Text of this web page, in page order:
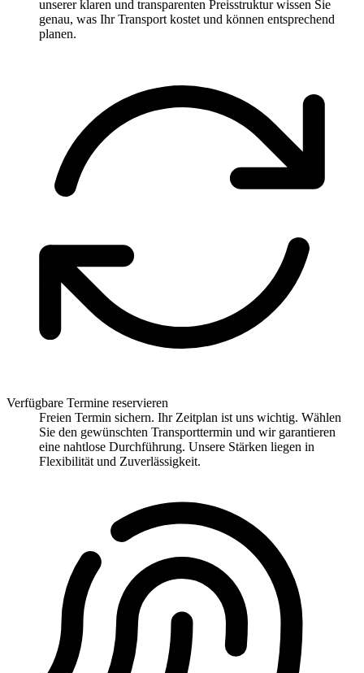
unserer klaren und transparenten Preisstruktur wissen Sie
genau, was Ihr Transport kostet und können entsprechend
planen.
Verfügbare Termine reservieren
Freien Termin sichern. Ihr Zeitplan ist uns wichtig. Wählen
Sie den gewünschten Transporttermin und wir garantieren
eine nahtlose Durchführung. Unsere Stärken liegen in
Flexibilität und Zuverlässigkeit.